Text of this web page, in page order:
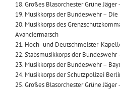
18. Großes Blasorchester Grüne
19. Musikkorps der Bundeswehr –
20. Musikkorps des
Avanciermarsch
21. Hoch- und Deutschmeister-
22. Stabsmusikkorps der
23. Musikkorps der Bundeswehr –
24. Musikkorps der Schutzpolizei
25. Großes Blasorchester Grüne